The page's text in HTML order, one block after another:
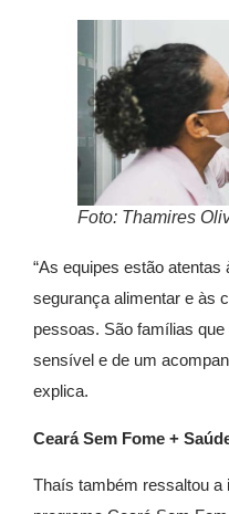
Foto: Thamires
“As equipes estão
segurança alimentar e às
pessoas. São famílias
sensível e de um
explica.
Ceará Sem Fome +
Thaís também ressaltou a